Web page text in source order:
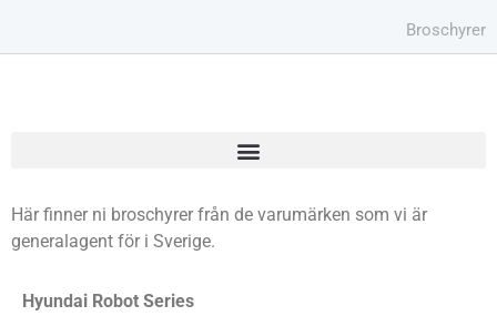
Broschyrer
Här finner ni broschyrer från de varumärken som vi är
generalagent för i Sverige.
Hyundai Robot Series